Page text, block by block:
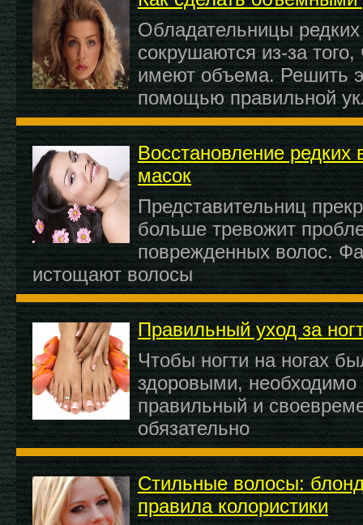
Обладательницы
сокрушаются из-за
имеют объема. Решить
помощью правильной
Восстановление
масок
Представительниц
больше тревожит
поврежденных волос.
истощают волосы
Правильный уход за
Чтобы ногти на ногах
здоровыми, необходимо
правильный и
обязательно
Стильные волосы:
правила колористики